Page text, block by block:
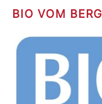
BIO VOM BERG